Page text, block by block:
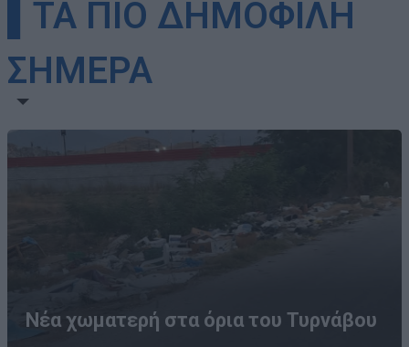
▌ΤΑ ΠΙΟ ΔΗΜΟΦΙΛΗ
ΣΗΜΕΡΑ
Νέα χωματερή στα όρια του Τυρνάβου